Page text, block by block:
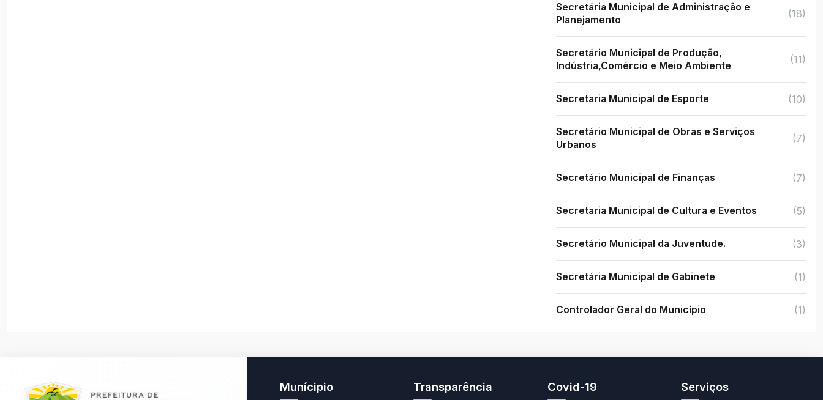
Secretária Municipal de Administração e
Planejamento
(18)
Secretário Municipal de Produção,
Indústria,Comércio e Meio Ambiente
(11)
Secretaria Municipal de Esporte (10)
Secretário Municipal de Obras e Serviços
Urbanos
(7)
Secretário Municipal de Finanças (7)
Secretaria Municipal de Cultura e Eventos (5)
Secretário Municipal da Juventude. (3)
Secretária Municipal de Gabinete (1)
Controlador Geral do Município (1)
Munícipio Transparência Covid-19 Serviços